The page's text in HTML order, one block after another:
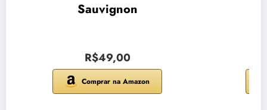
Sauvignon
R$49,00
Comprar na Amazon